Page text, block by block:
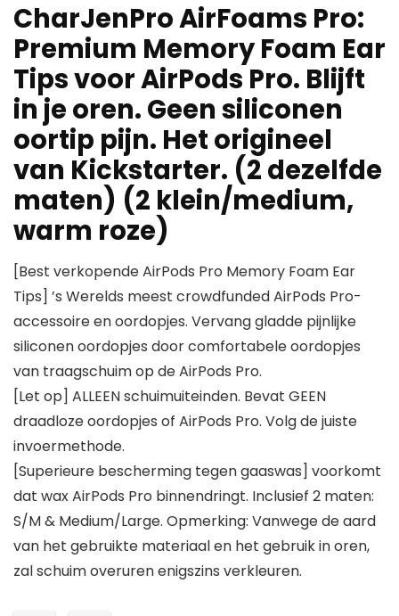
CharJenPro AirFoams Pro:
Premium Memory Foam Ear
Tips voor AirPods Pro. Blijft
in je oren. Geen siliconen
oortip pijn. Het origineel
van Kickstarter. (2 dezelfde
maten) (2 klein/medium,
warm roze)
[Best verkopende AirPods Pro Memory Foam Ear
Tips] ’s Werelds meest crowdfunded AirPods Pro-
accessoire en oordopjes. Vervang gladde pijnlijke
siliconen oordopjes door comfortabele oordopjes
van traagschuim op de AirPods Pro.
[Let op] ALLEEN schuimuiteinden. Bevat GEEN
draadloze oordopjes of AirPods Pro. Volg de juiste
invoermethode.
[Superieure bescherming tegen gaaswas] voorkomt
dat wax AirPods Pro binnendringt. Inclusief 2 maten:
S/M & Medium/Large. Opmerking: Vanwege de aard
van het gebruikte materiaal en het gebruik in oren,
zal schuim overuren enigszins verkleuren.